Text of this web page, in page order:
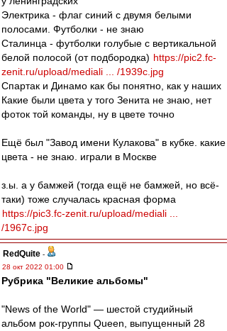
Электрика - флаг синий с двумя белыми
полосами. Футболки - не знаю
Сталинца - футболки голубые с вертикальной
белой полосой (от подбородка) https://pic2.fc-
zenit.ru/upload/mediali ... /1939c.jpg
Спартак и Динамо как бы понятно, как у наших
Какие были цвета у того Зенита не знаю, нет
фоток той команды, ну в цвете точно
Ещё был "Завод имени Кулакова" в кубке. какие
цвета - не знаю. играли в Москве
з.ы. а у бамжей (тогда ещё не бамжей, но всё-
таки) тоже случалась красная форма
https://pic3.fc-zenit.ru/upload/mediali ...
/1967c.jpg
RedQuite -
28 окт 2022 01:00
Рубрика "Великие альбомы"
"News of the World" — шестой студийный
альбом рок-группы Queen, выпущенный 28